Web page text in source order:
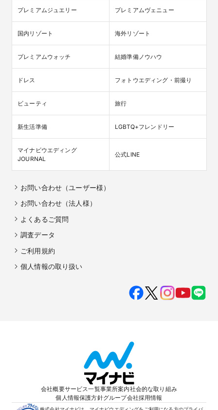
プレミアムジュエリー プレミアムヴェニュー
国内リゾート 海外リゾート
プレミアムウォッチ 結婚準備ノウハウ
ドレス フォトウエディング・前撮り
ビューティ 旅行
新生活準備 LGBTQ+フレンドリー
マイナビウエディング
JOURNAL
公式LINE
お問い合わせ（ユーザー様）
お問い合わせ（法人様）
よくあるご質問
調査データ
ご利用規約
個人情報の取り扱い
会社概要サービス一覧事業所案内社会的な取り組み
個人情報保護方針グループ会社採用情報